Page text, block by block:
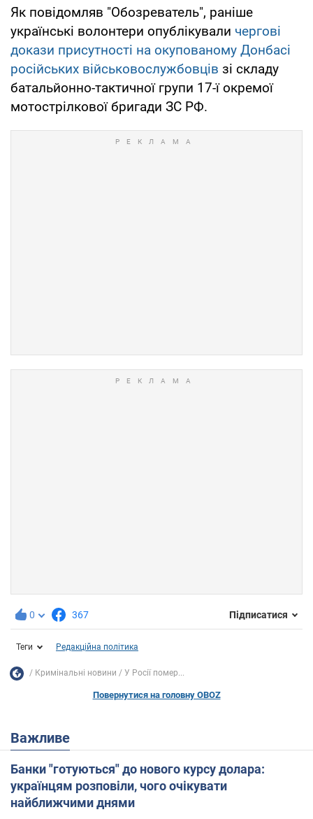
Як повідомляв "Обозреватель", раніше
українські волонтери опублікували чергові
докази присутності на окупованому Донбасі
російських військовослужбовців зі складу
батальйонно-тактичної групи 17-ї окремої
мотострілкової бригади ЗС РФ.
0 367 Підписатися
Теги Редакційна політика
Кримінальні новини У Росії помер...
Повернутися на головну OBOZ
Важливе
Банки "готуються" до нового курсу долара:
українцям розповіли, чого очікувати
найближчими днями